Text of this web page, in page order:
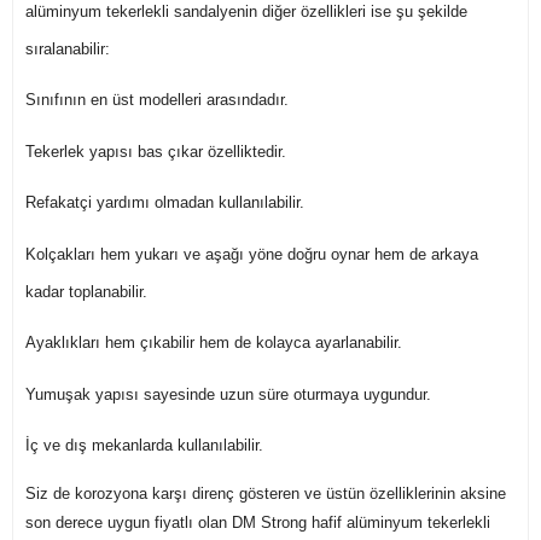
alüminyum tekerlekli sandalyenin diğer özellikleri ise şu şekilde
sıralanabilir:
Sınıfının en üst modelleri arasındadır.
Tekerlek yapısı bas çıkar özelliktedir.
Refakatçi yardımı olmadan kullanılabilir.
Kolçakları hem yukarı ve aşağı yöne doğru oynar hem de arkaya
kadar toplanabilir.
Ayaklıkları hem çıkabilir hem de kolayca ayarlanabilir.
Yumuşak yapısı sayesinde uzun süre oturmaya uygundur.
İç ve dış mekanlarda kullanılabilir.
Siz de korozyona karşı direnç gösteren ve üstün özelliklerinin aksine
son derece uygun fiyatlı olan DM Strong hafif alüminyum tekerlekli